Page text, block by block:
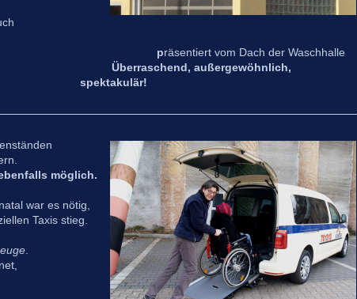
auch
räsentiert vom Dach der Waschhalle
Überraschend, außergewöhnlich,
spektakulär!
möglich.
war es nötig,
Taxis stieg.